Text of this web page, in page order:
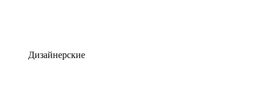
Дизайнерские